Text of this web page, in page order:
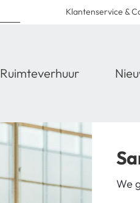
Ruimteverhuur
Klantenservice &
We